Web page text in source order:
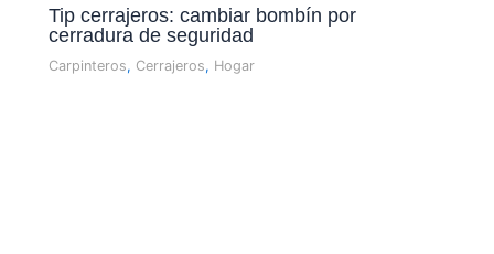
Tip cerrajeros: cambiar bombí­n por
cerradura de seguridad
Carpinteros, Cerrajeros, Hogar